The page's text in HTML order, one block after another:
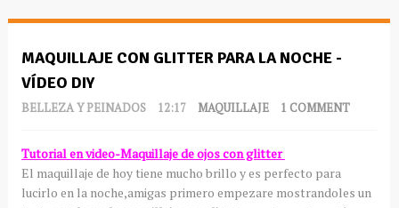
MAQUILLAJE CON GLITTER PARA LA NOCHE -
VÍDEO DIY
BELLEZA Y PEINADOS 12:17 MAQUILLAJE 1 COMMENT
Tutorial en video-Maquillaje de ojos con glitter
El maquillaje de hoy tiene mucho brillo y es perfecto para
lucirlo en la noche,amigas primero empezare mostrandoles un